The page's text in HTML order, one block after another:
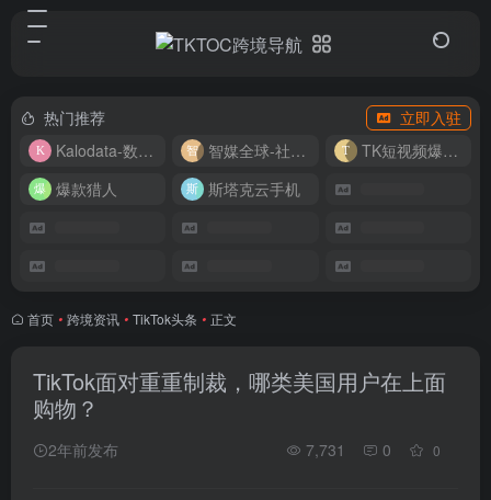
热门推荐
立即入驻
Kalodata-数据分析平台
智媒全球-社媒管理平台
TK短视频爆款复刻
爆款猎人
斯塔克云手机
首页 • 跨境资讯 • TikTok头条 • 正文
TikTok面对重重制裁，哪类美国用户在上面
购物？
2年前发布 7,731 0 0